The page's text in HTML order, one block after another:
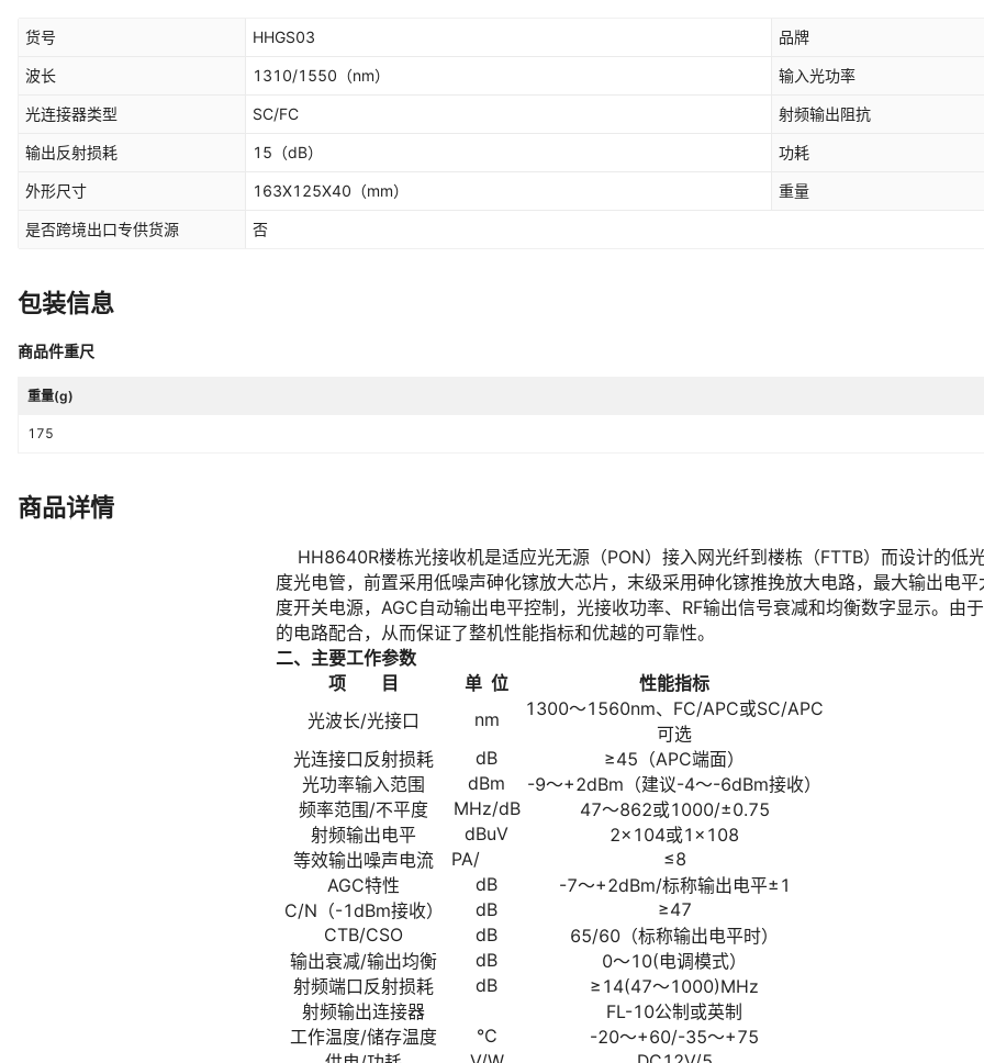
货号 HHGS03 品牌
波长 1310/1550 （nm） 输入光功率
光连接器类型 SC/FC 射频输出阻抗
输出反射损耗 15 （dB） 功耗
外形尺寸 163X125X40 （mm） 重量
是否跨境出口专供货源 否
包装信息
商品件重尺
重量(g)
175
商品详情